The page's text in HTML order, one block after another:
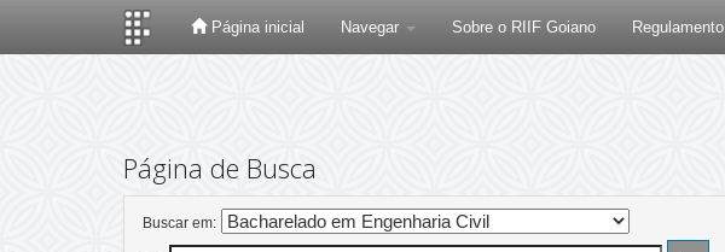
Página inicial Navegar Sobre o RIIF Goiano Regulamento
Página de Busca
Buscar em: